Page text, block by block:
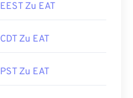
EEST Zu EAT
CDT Zu EAT
PST Zu EAT